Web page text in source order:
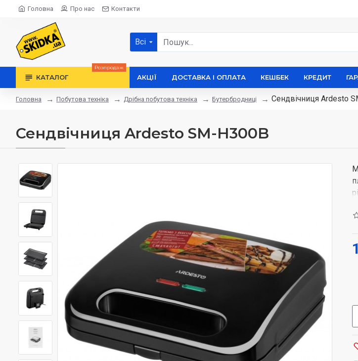
Головна Про нас Контакти
Всі
КАТАЛОГ
Розпродаж
АКЦІЇ ДОСТАВКА І ОПЛАТА КЕШБЕК КРЕДИТ
Головна Побутова техніка Дрібна побутова техніка Бутербродниці Сендвічниця Ardesto
Сендвічниця Ardesto SM-H300B